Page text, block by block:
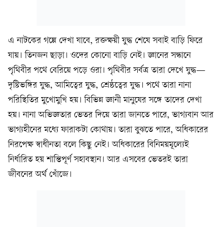
এ নাটকের গল্পে দেখা যাবে, রক্তক্ষয়ী যুদ্ধ শেষে সবাই বাড়ি ফিরে
যায়। তিনজন ছাড়া। ওদের কোনো বাড়ি নেই। জ্ঞানের সন্ধানে
পৃথিবীর পথে বেরিয়ে পড়ে ওরা। পৃথিবীর সর্বত্র তারা দেখে যুদ্ধ—
দৃষ্টিভঙ্গির যুদ্ধ, আমিত্বের যুদ্ধ, শ্রেষ্ঠত্বের যুদ্ধ। পথে তারা নানা
পরিস্থিতির মুখোমুখি হয়। বিভিন্ন জ্ঞানী মানুষের সঙ্গে তাদের দেখা
হয়। নানা অভিজ্ঞতার ভেতর দিয়ে তারা জানতে পারে, ভাগ্যবান আর
ভাগ্যহীনের মধ্যে ফারাকটা কোথায়। তারা বুঝতে পারে, অধিকারের
নিরপেক্ষ স্বাধীনতা বলে কিছু নেই। অধিকারের বিনিময়মূল্যেই
নির্ধারিত হয় শান্তিপূর্ণ সহাবস্থান। আর এসবের ভেতরই তারা
জীবনের অর্থ খোঁজে।